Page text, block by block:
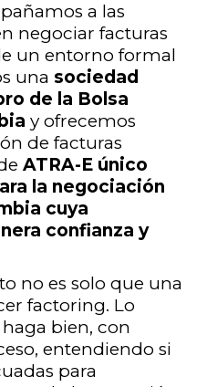
a las
negociar facturas
un entorno formal
una sociedad
de la Bolsa
y ofrecemos
de facturas
ATRA-E único
la negociación
cuya
confianza y
no es solo que una
factoring. Lo
bien, con
entendiendo si
para